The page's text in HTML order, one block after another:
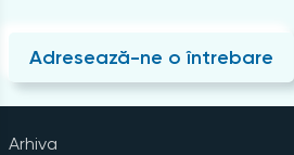
Adresează-ne o întrebare
Arhiva